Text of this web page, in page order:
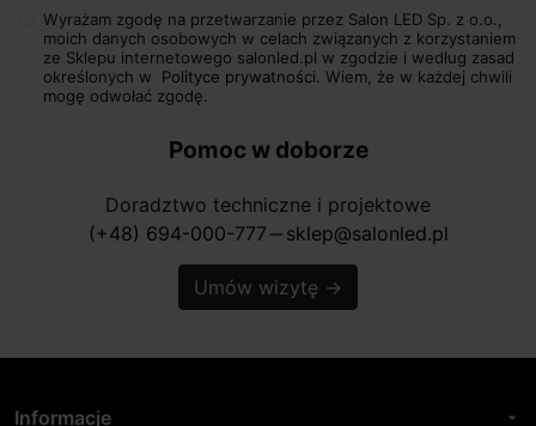
Wyrażam zgodę na przetwarzanie przez Salon LED Sp. z o.o.,
moich danych osobowych w celach związanych z korzystaniem
ze Sklepu internetowego salonled.pl w zgodzie i według zasad
określonych w Polityce prywatności. Wiem, że w każdej chwili
mogę odwołać zgodę.
Pomoc w doborze
Doradztwo techniczne i projektowe
(+48) 694-000-777 horizontal_rule sklep@salonled.pl
Umów wizytę →
Informacje arrow_drop_down